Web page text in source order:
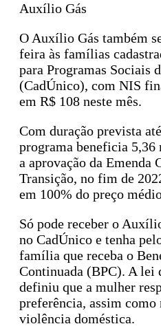
Auxílio Gás
O Auxílio Gás também
feira às famílias
para Programas Sociais
(CadÚnico), com NIS
em R$ 108 neste mês.
Com duração prevista
programa beneficia
a aprovação da Emenda
Transição, no fim de
em 100% do preço
Só pode receber o
no CadÚnico e tenha
família que receba o
Continuada (BPC). A lei
definiu que a mulher
preferência, assim
violência doméstica.